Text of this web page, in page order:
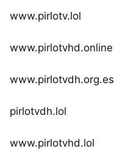
www.pirlotv.lol
www.pirlotvhd.online
www.pirlotvdh.org.es
pirlotvdh.lol
www.pirlotvhd.lol